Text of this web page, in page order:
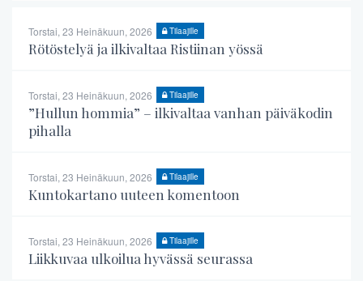
Torstai, 23 Heinäkuun, 2026 Tilaajille
Rötöstelyä ja ilkivaltaa Ristiinan yössä
Torstai, 23 Heinäkuun, 2026 Tilaajille
”Hullun hommia” – ilkivaltaa vanhan päiväkodin
pihalla
Torstai, 23 Heinäkuun, 2026 Tilaajille
Kuntokartano uuteen komentoon
Torstai, 23 Heinäkuun, 2026 Tilaajille
Liikkuvaa ulkoilua hyvässä seurassa